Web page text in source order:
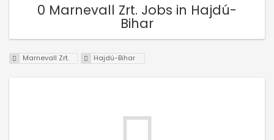
0 Marnevall Zrt. Jobs in Hajdú-
Bihar
Marnevall Zrt. Hajdú-Bihar